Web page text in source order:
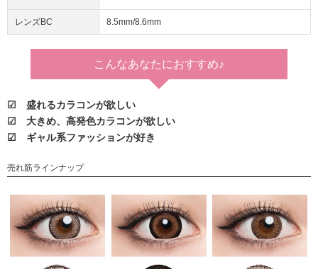
レンズBC 8.5mm/8.6mm
こんなあなたにおすすめ♪
☑ 盛れるカラコンが欲しい
☑ 大きめ、高発色カラコンが欲しい
☑ ギャル系ファッションが好き
売れ筋ラインナップ